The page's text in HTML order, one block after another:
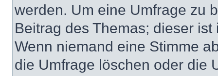
werden. Um eine Umfrage zu
Beitrag des Themas; dieser
Wenn niemand eine Stimme
die Umfrage löschen oder die